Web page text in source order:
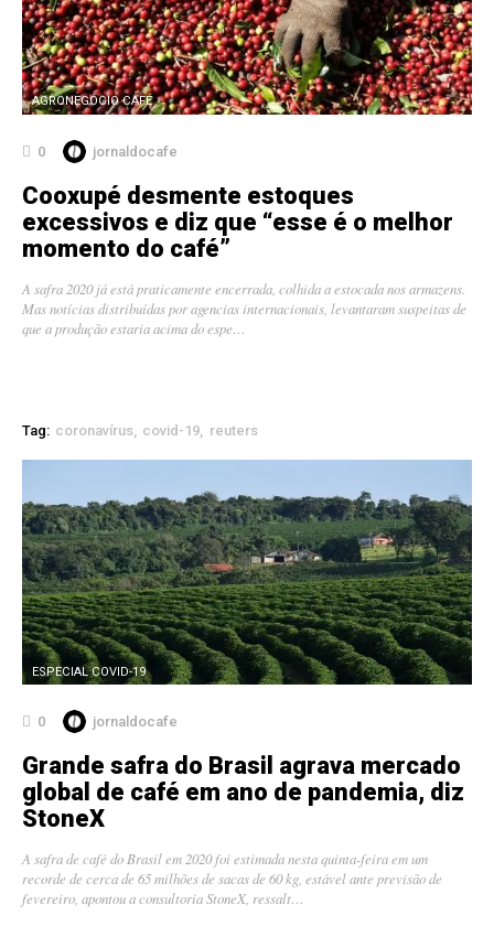
AGRONEGÓCIO CAFÉ
0 jornaldocafe
Cooxupé desmente estoques
excessivos e diz que “esse é o melhor
momento do café”
A safra 2020 já está praticamente encerrada, colhida a estocada nos armazens.
Mas notícias distribuídas por agencias internacionais, levantaram suspeitas de
que a produção estaria acima do espe…
Tag: coronavírus covid-19 reuters
ESPECIAL COVID-19
0 jornaldocafe
Grande safra do Brasil agrava mercado
global de café em ano de pandemia, diz
StoneX
A safra de café do Brasil em 2020 foi estimada nesta quinta-feira em um
recorde de cerca de 65 milhões de sacas de 60 kg, estável ante previsão de
fevereiro, apontou a consultoria StoneX, ressalt…